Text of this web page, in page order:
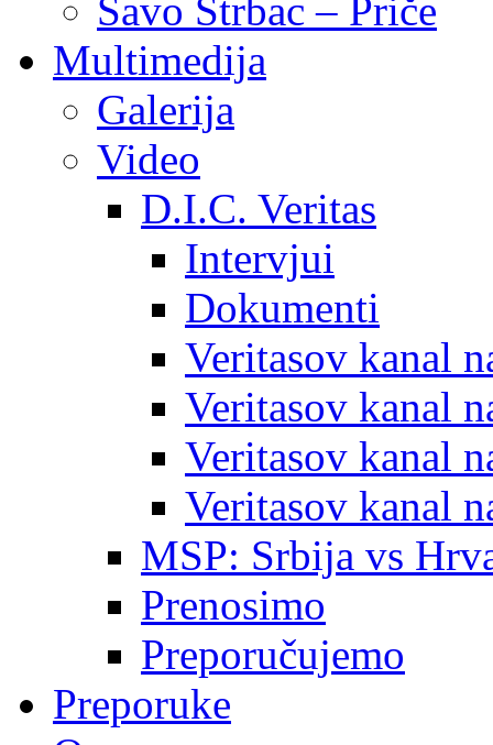
Savo Štrbac – Priče
Multimedija
Galerija
Video
D.I.C. Veritas
Intervjui
Dokumenti
Veritasov kanal
Veritasov kanal
Veritasov kanal
Veritasov kanal
MSP: Srbija vs
Prenosimo
Preporučujemo
Preporuke